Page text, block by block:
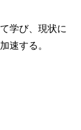
学び、現状に
速する。